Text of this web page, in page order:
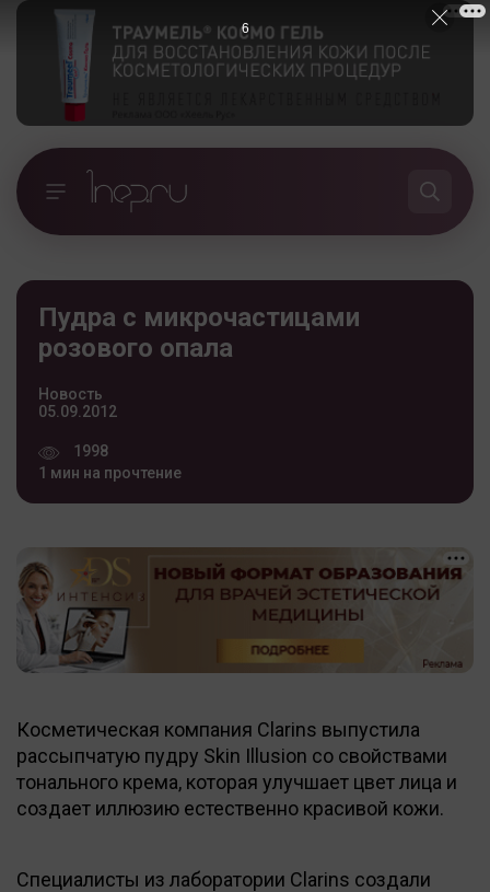
Пудра с микрочастицами
розового опала
Новость
05.09.2012
1998
1 мин на прочтение
Косметическая компания Clarins выпустила
рассыпчатую пудру Skin Illusion со свойствами
тонального крема, которая улучшает цвет лица и
создает иллюзию естественно красивой кожи.
Специалисты из лаборатории Clarins создали
5